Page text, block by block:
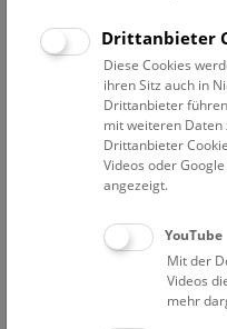
Kosten: Eine gültige
Führungskarte € 9,-.
Keine Anmeldung
Bitte beachten Sie, dass
ist und dass
ab 12 Jahren gestattet ist.
Drittanbieter
Diese Cookies
ihren Sitz auch in
Drittanbieter
mit weiteren
Drittanbieter
Videos oder
angezeigt.
YouTube
Mit der
Videos
mehr